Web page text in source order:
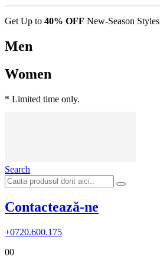
Get Up to 40% OFF New-Season Styles
Men
Women
* Limited time only.
Search
Contactează-ne
+0720.600.175
00